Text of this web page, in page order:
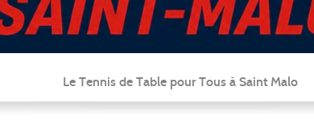
Le Tennis de Table pour Tous à Saint Malo